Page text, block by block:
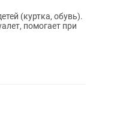
(куртка, обувь).
помогает при